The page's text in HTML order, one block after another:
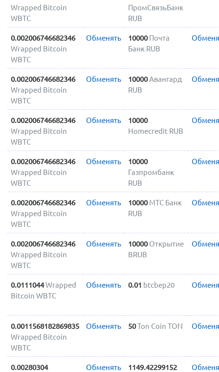
Wrapped Bitcoin
WBTC
ПромСвязьБанк
RUB
0.002006746682346
Wrapped Bitcoin
WBTC
Обменять 10000 Почта
Банк RUB
0.002006746682346
Wrapped Bitcoin
WBTC
Обменять 10000Авангард
RUB
0.002006746682346
Wrapped Bitcoin
WBTC
Обменять
10000
Homecredit RUB
0.002006746682346
Wrapped Bitcoin
WBTC
Обменять
10000
Газпромбанк
RUB
0.002006746682346
Wrapped Bitcoin
WBTC
Обменять 10000 МТС Банк
RUB
0.002006746682346
Wrapped Bitcoin
WBTC
Обменять 10000 Открытие
BRUB
0.0111044Wrapped
Bitcoin WBTC
Обменять 0.01 btcbep20
0.0011568182869835
Wrapped Bitcoin
WBTC
Обменять 50Ton Coin TON
0.00280304
Обменять
1149.42299152